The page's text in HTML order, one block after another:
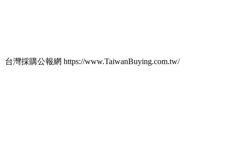
台灣採購公報網 https://www.TaiwanBuying.com.tw/